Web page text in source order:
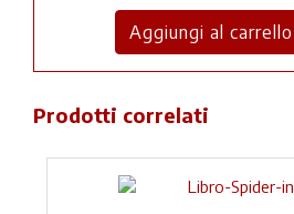
Prodotti correlati